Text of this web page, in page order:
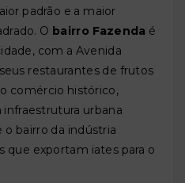
padrão e a maior
O bairro Fazenda é
com a Avenida
restaurantes de frutos
comércio histórico,
urbana
o bairro da indústria
que exportam iates para o